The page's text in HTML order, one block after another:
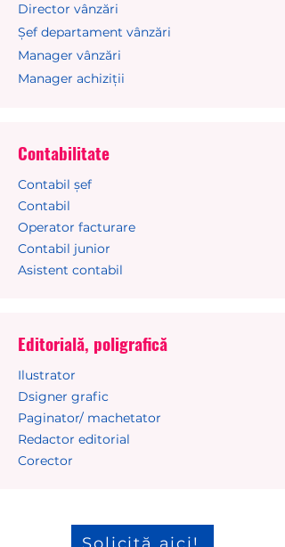
Director vânzări
Șef departament vânzări
Manager vânzări
Manager achiziții
Contabilitate
Contabil șef
Contabil
Operator facturare
Contabil junior
Asistent contabil
Editorială, poligrafică
Ilustrator
Dsigner grafic
Paginator/ machetator
Redactor editorial
Corector